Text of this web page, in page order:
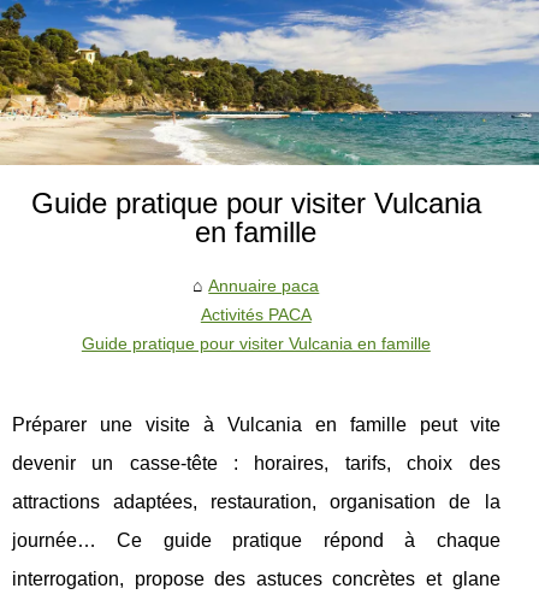
Guide pratique pour visiter Vulcania
en famille
Annuaire paca
Activités PACA
Guide pratique pour visiter Vulcania en famille
Préparer une visite à Vulcania en famille peut vite
devenir un casse-tête : horaires, tarifs, choix des
attractions adaptées, restauration, organisation de la
journée… Ce guide pratique répond à chaque
interrogation, propose des astuces concrètes et glane